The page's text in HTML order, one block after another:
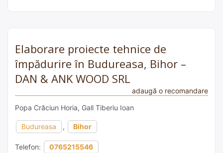
Elaborare proiecte tehnice de
împădurire în Budureasa, Bihor –
DAN & ANK WOOD SRL
adaugă o recomandare
Popa Crăciun Horia, Gall Tiberiu Ioan
Budureasa , Bihor
Telefon: 0765215546